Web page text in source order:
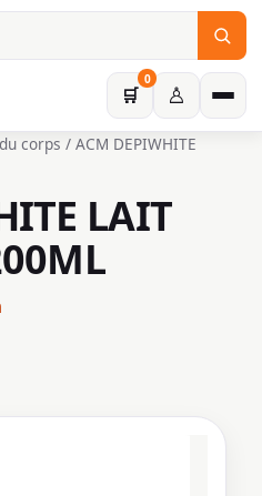
🛒
0
♙
corps / ACM DEPIWHITE
LAIT